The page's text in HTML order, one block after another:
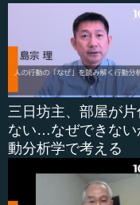
済を否定していたか
たりするので、微妙な
―― なるほど。
柿埜 石橋はある意味
分がある人ですね。
●「植民地や軍国
三日坊主、部屋が
ない…なぜできない
動分析学で考える